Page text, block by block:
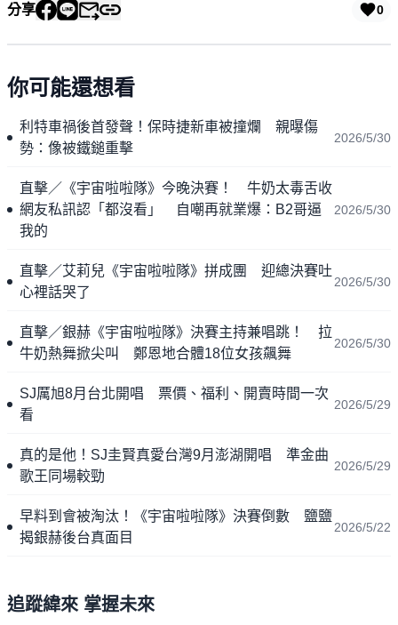
分享 0
你可能還想看
利特車禍後首發聲！保時捷新車被撞爛 親曝傷
勢：像被鐵鎚重擊
2026/5/30
直擊／《宇宙啦啦隊》今晚決賽！ 牛奶太毒舌收
網友私訊認「都沒看」 自嘲再就業爆：B2哥逼
我的
2026/5/30
直擊／艾莉兒《宇宙啦啦隊》拼成團 迎總決賽吐
心裡話哭了
2026/5/30
直擊／銀赫《宇宙啦啦隊》決賽主持兼唱跳！ 拉
牛奶熱舞掀尖叫 鄭恩地合體18位女孩飆舞
2026/5/30
SJ厲旭8月台北開唱 票價、福利、開賣時間一次
看
2026/5/29
真的是他！SJ圭賢真愛台灣9月澎湖開唱 準金曲
歌王同場較勁
2026/5/29
早料到會被淘汰！《宇宙啦啦隊》決賽倒數 鹽鹽
揭銀赫後台真面目
2026/5/22
追蹤緯來 掌握未來